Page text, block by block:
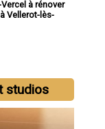
à rénover
Vellerot-lès-
studios